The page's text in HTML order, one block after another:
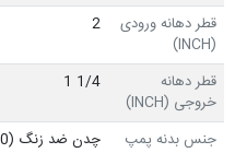
قطر دهانه ورودی
(INCH)
2
قطر دهانه
خروجی (INCH)
1/4 1
جنس بدنه پمپ
چدن ضد زنگ (HT200)